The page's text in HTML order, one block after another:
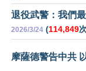
退役武警：我們
2026/3/24 (114,849
摩薩德警告中共